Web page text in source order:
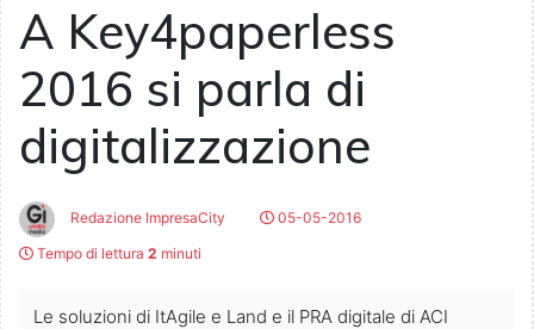
A Key4paperless
2016 si parla di
digitalizzazione
Redazione ImpresaCity
05-05-2016
Tempo di lettura 2 minuti
Le soluzioni di ItAgile e Land e il PRA digitale di ACI